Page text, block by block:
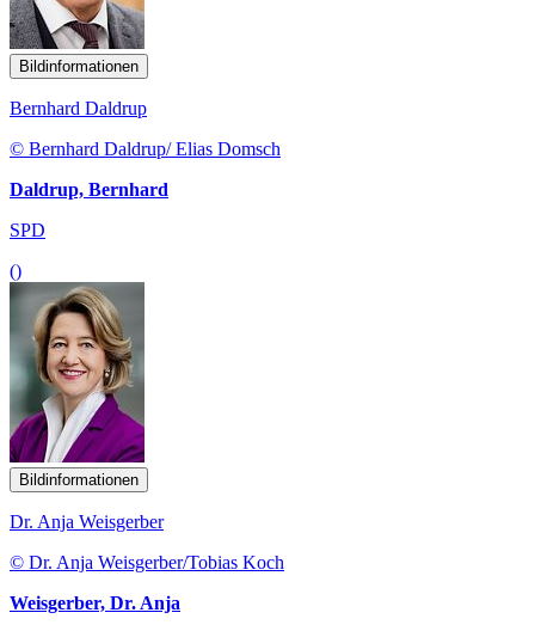
Bildinformationen
Bernhard Daldrup
© Bernhard Daldrup/ Elias Domsch
Daldrup, Bernhard
SPD
()
Bildinformationen
Dr. Anja Weisgerber
© Dr. Anja Weisgerber/Tobias Koch
Weisgerber, Dr. Anja